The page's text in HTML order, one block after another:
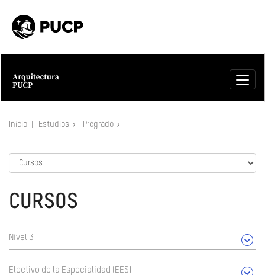
Inicio Estudios Pregrado
CURSOS
Nivel 3
Electivo de la Especialidad (EES)